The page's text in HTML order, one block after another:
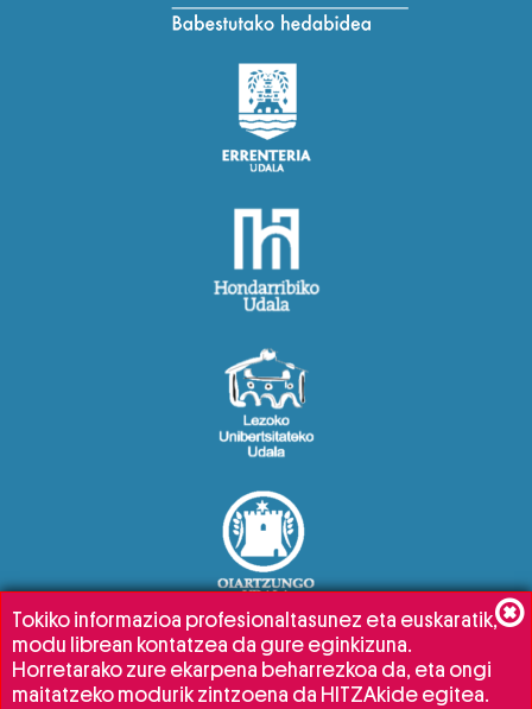
Tokiko informazioa profesionaltasunez eta euskaratik,
modu librean kontatzea da gure eginkizuna.
Horretarako zure ekarpena beharrezkoa da, eta ongi
maitatzeko modurik zintzoena da HITZAkide egitea.